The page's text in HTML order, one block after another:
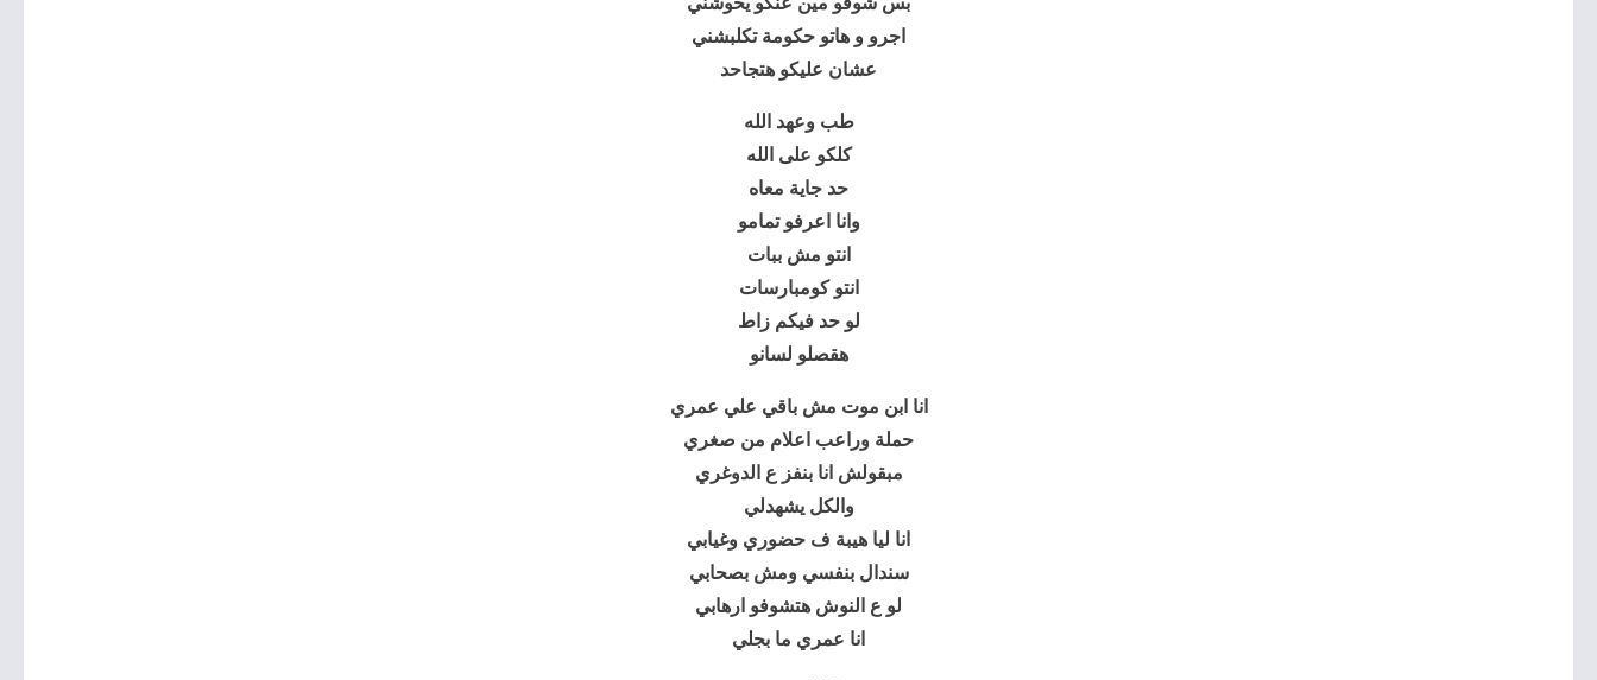
اجرو و هاتو حكومة تكلبشني
عشان عليكو هتجاحد
طب وعهد الله
كلكو على الله
حد جاية معاه
وانا اعرفو تمامو
انتو مش ببات
انتو كومبارسات
لو حد فيكم زاط
هقصلو لسانو
انا ابن موت مش باقي علي عمري
حملة وراعب اعلام من صغري
مبقولش انا بنفز ع الدوغري
والكل يشهدلي
انا ليا هيبة ف حضوري وغيابي
سندال بنفسي ومش بصحابي
لو ع النوش هتشوفو ارهابي
انا عمري ما بجلي